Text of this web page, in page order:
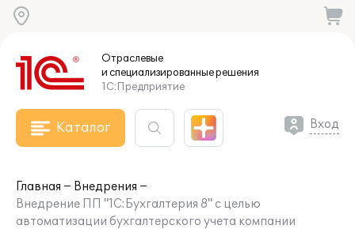
Отраслевые
и специализированныерешения
1С:Предприятие
Каталог Вход
Главная
Внедрения
Внедрение ПП "1С:Бухгалтерия 8" с целью
автоматизации бухгалтерского учета компании